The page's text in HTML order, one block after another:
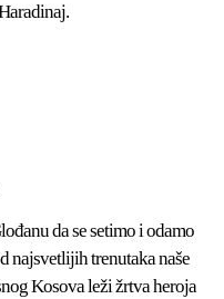
da se setimo i odamo
najsvetlijih trenutaka naše
Kosova leži žrtva heroja